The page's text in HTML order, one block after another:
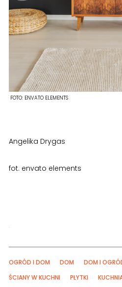
FOTO: ENVATO ELEMENTS
Angelika Drygas
fot. envato elements
OGRÓD I DOM DOM DOM I
ŚCIANY W KUCHNI
PŁYTKI